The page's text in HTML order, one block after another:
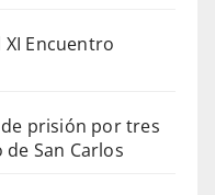
Encuentro
prisión por tres
San Carlos